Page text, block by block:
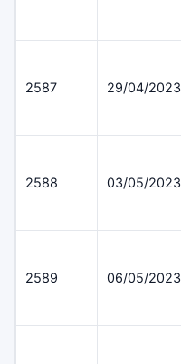
2587 29/04/2023
2588 03/05/2023
2589 06/05/2023